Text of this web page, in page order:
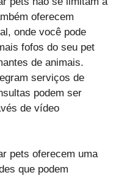
oferecem
onde você pode
fofos do seu pet
de animais.
serviços de
podem ser
de vídeo
pets oferecem uma
que podem